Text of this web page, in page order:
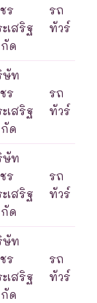
ร
เสริฐ
ด
รถ
ทัวร์
ษัท
ร
เสริฐ
ด
รถ
ทัวร์
ษัท
ร
เสริฐ
ด
รถ
ทัวร์
ษัท
ร
เสริฐ
ด
รถ
ทัวร์